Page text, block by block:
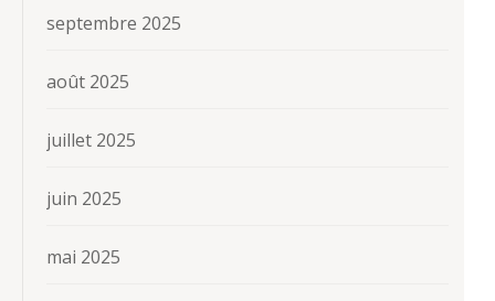
septembre 2025
août 2025
juillet 2025
juin 2025
mai 2025